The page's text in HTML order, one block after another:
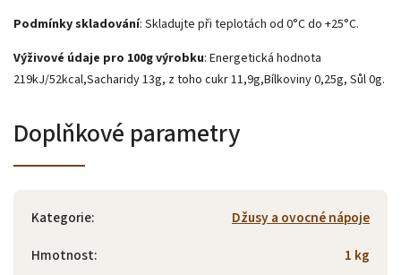
Podmínky skladování: Skladujte při teplotách od 0°C do +25°C.
Výživové údaje pro 100g výrobku: Energetická hodnota
219kJ/52kcal,Sacharidy 13g, z toho cukr 11,9g,Bílkoviny 0,25g, Sůl 0g.
Doplňkové parametry
Kategorie:
Džusy a ovocné nápoje
Hmotnost:
1 kg